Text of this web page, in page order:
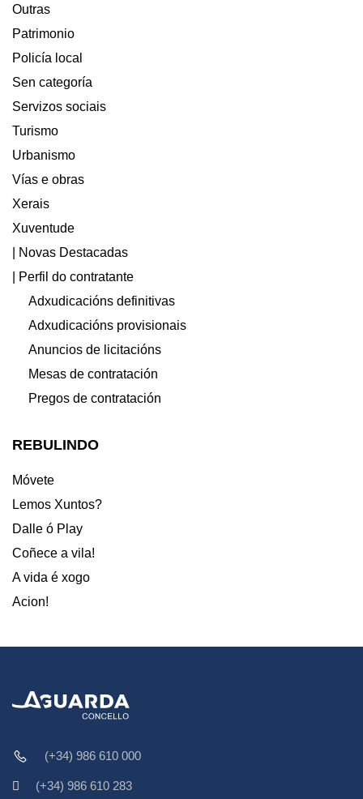
Outras
Patrimonio
Policía local
Sen categoría
Servizos sociais
Turismo
Urbanismo
Vías e obras
Xerais
Xuventude
| Novas Destacadas
| Perfil do contratante
Adxudicacións definitivas
Adxudicacións provisionais
Anuncios de licitacións
Mesas de contratación
Pregos de contratación
REBULINDO
Móvete
Lemos Xuntos?
Dalle ó Play
Coñece a vila!
A vida é xogo
Acion!
(+34) 986 610 000
(+34) 986 610 283